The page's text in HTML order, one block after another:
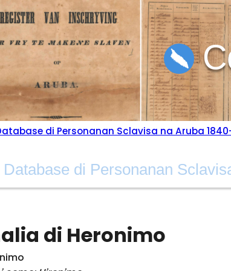
di Personanan Sclavisa na Aruba
di Heronimo